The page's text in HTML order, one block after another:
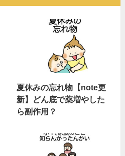
夏休みの忘れ物【note更
新】どん底で薬増やした
ら副作用？